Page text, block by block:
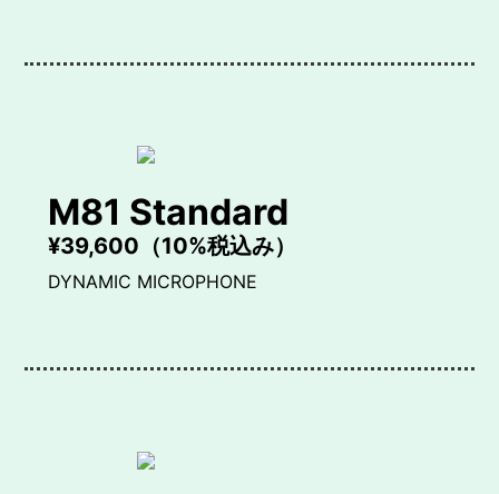
M81 Standard
¥39,600（10%税込み）
DYNAMIC MICROPHONE